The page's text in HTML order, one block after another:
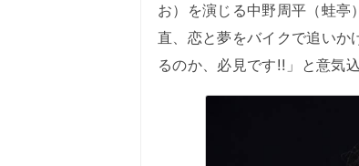
お）を演じる中野周平（蛙亭
直、恋と夢をバイクで追い
るのか、必見です!!」と意気込